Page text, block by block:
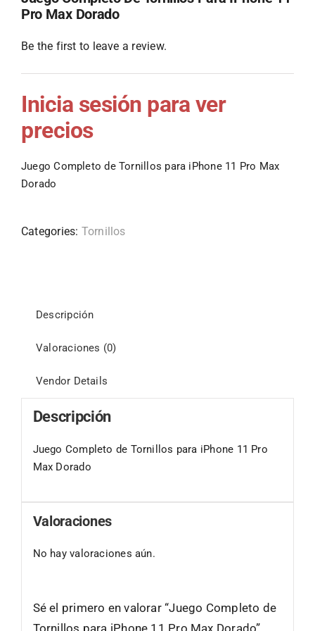
Pro Max Dorado
Be the first to leave a review.
Inicia sesión para ver
precios
Juego Completo de Tornillos para iPhone 11 Pro Max
Dorado
Categories: Tornillos
Descripción
Valoraciones (0)
Vendor Details
Descripción
Juego Completo de Tornillos para iPhone 11 Pro
Max Dorado
Valoraciones
No hay valoraciones aún.
Sé el primero en valorar “Juego Completo de